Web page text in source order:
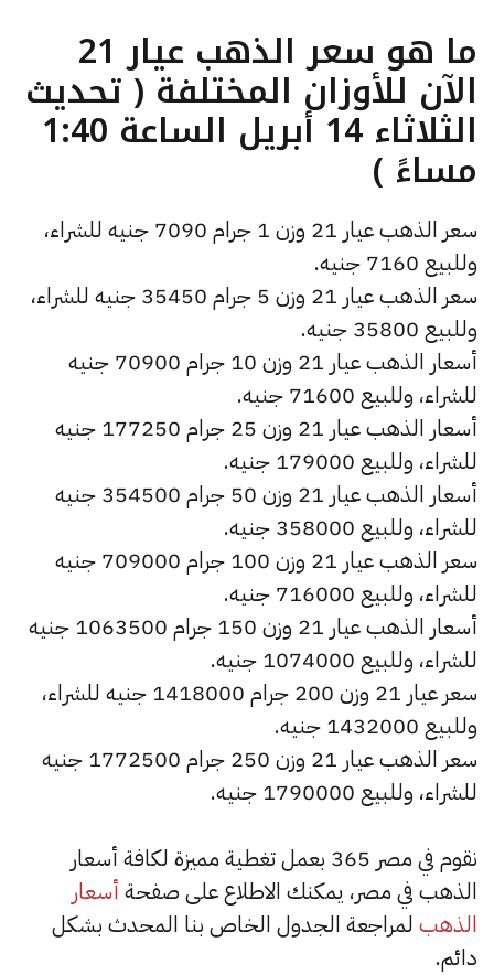
ما هو سعر الذهب عيار 21
الآن للأوزان المختلفة ( تحديث
الثلاثاء 14 أبريل الساعة 1:40
مساءً )
سعر الذهب عيار 21 وزن 1 جرام 7090 جنيه للشراء،
وللبيع 7160 جنيه.
سعر الذهب عيار 21 وزن 5 جرام 35450 جنيه للشراء،
وللبيع 35800 جنيه.
أسعار الذهب عيار 21 وزن 10 جرام 70900 جنيه
للشراء، وللبيع 71600 جنيه.
أسعار الذهب عيار 21 وزن 25 جرام 177250 جنيه
للشراء، وللبيع 179000 جنيه.
أسعار الذهب عيار 21 وزن 50 جرام 354500 جنيه
للشراء، وللبيع 358000 جنيه.
سعر الذهب عيار 21 وزن 100 جرام 709000 جنيه
للشراء، وللبيع 716000 جنيه.
أسعار الذهب عيار 21 وزن 150 جرام 1063500 جنيه
للشراء، وللبيع 1074000 جنيه.
سعر عيار 21 وزن 200 جرام 1418000 جنيه للشراء،
وللبيع 1432000 جنيه.
سعر الذهب عيار 21 وزن 250 جرام 1772500 جنيه
للشراء، وللبيع 1790000 جنيه.
نقوم في مصر 365 بعمل تغطية مميزة لكافة أسعار
الذهب في مصر، يمكنك الاطلاع على صفحة أسعار
الذهب لمراجعة الجدول الخاص بنا المحدث بشكل
دائم.